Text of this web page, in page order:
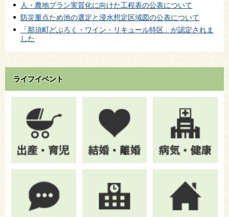
人・農地プラン実質化に向けた工程表の公表について
防災重点ため池の選定と浸水想定区域図の公表について
「那須町どぶろく・ワイン・リキュール特区」が認定されま
した
ライフイベント